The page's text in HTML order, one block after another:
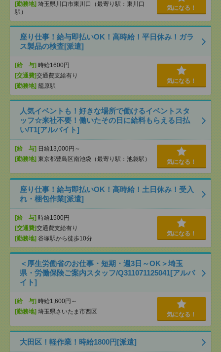
[勤務地] 埼玉県川口市東川口（最寄り駅：東川口
駅）
気になる！
座り仕事！給与即払いOK！高時給！平日休み！ガラ
ス製品の検査[派遣]
[給 与] 時給1600円
[交通費]交通費支給有り
[勤務地] 籠原駅
気になる！
人気イベントも！好きな場所で働けるイベントスタ
ッフ☆来社不要！働いたその日に給料もらえる日払
い/T1[アルバイト]
[給 与] 日給13,000円～
[勤務地] 東京都豊島区南池袋（最寄り駅：池袋駅） 気になる！
座り仕事！給与即払いOK！高時給！土日休み！受入
れ・梱包作業[派遣]
[給 与] 時給1500円
[交通費]交通費支給有り
[勤務地] 谷塚駅から徒歩10分
気になる！
＜厚生労働省のお仕事・短期・週3日～OK＞埼玉
県・労働保険ご案内スタッフ/Q311071125041[アルバ
イト]
[給 与] 時給1,600円～
[勤務地] 埼玉県さいたま市西区 気になる！
大田区！軽作業！時給1800円[派遣]